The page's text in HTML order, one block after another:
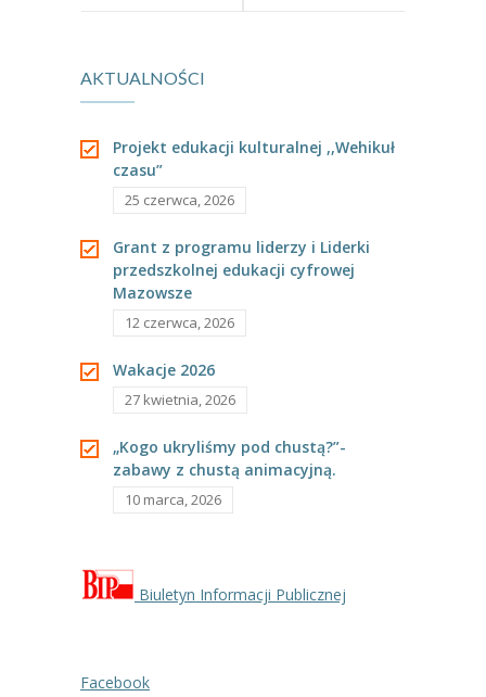
„Zima”.
AKTUALNOŚCI
Projekt edukacji kulturalnej ,,Wehikuł
czasu”
25 czerwca, 2026
Grant z programu liderzy i Liderki
przedszkolnej edukacji cyfrowej
Mazowsze
12 czerwca, 2026
Wakacje 2026
27 kwietnia, 2026
„Kogo ukryliśmy pod chustą?”-
zabawy z chustą animacyjną.
10 marca, 2026
Biuletyn Informacji Publicznej
Facebook